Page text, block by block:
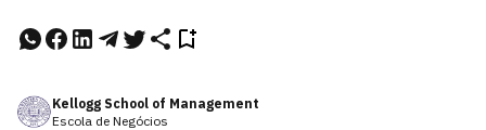
Kellogg School of Management
Escola de Negócios